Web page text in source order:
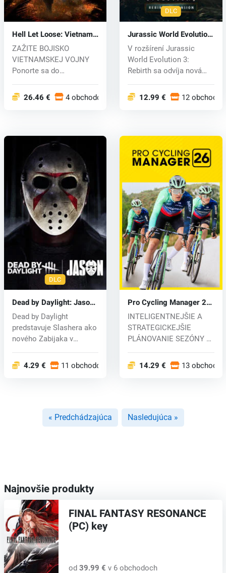
Hell Let Loose: Vietnam
(PC) key
ZAŽITE BOJISKO
VIETNAMSKEJ VOJNY
Ponorte sa do
vietn...26.46 € 4 obchodoch
DLC
Jurassic World Evolution
3: Rebirth Expansion
(PC) key
V rozšírení Jurassic
World Evolution 3:
Rebirth sa odvíja nová
12.99 € 12
DLC
Dead by Daylight: Jason
(PC) key
Dead by Daylight
predstavuje Slashera ako
nového Zabijaka v
4.29 € 11 obchodoch
Pro Cycling Manager 26
(PC) key
INTELIGENTNEJŠIE A
STRATEGICKEJŠIE
PLÁNOVANIE SEZÓNY V
14.29 € 13
« Predchádzajúca Nasledujúca »
Najnovšie produkty
FINAL FANTASY RESONANCE
(PC) key
od 39.99 € v 6 obchodoch